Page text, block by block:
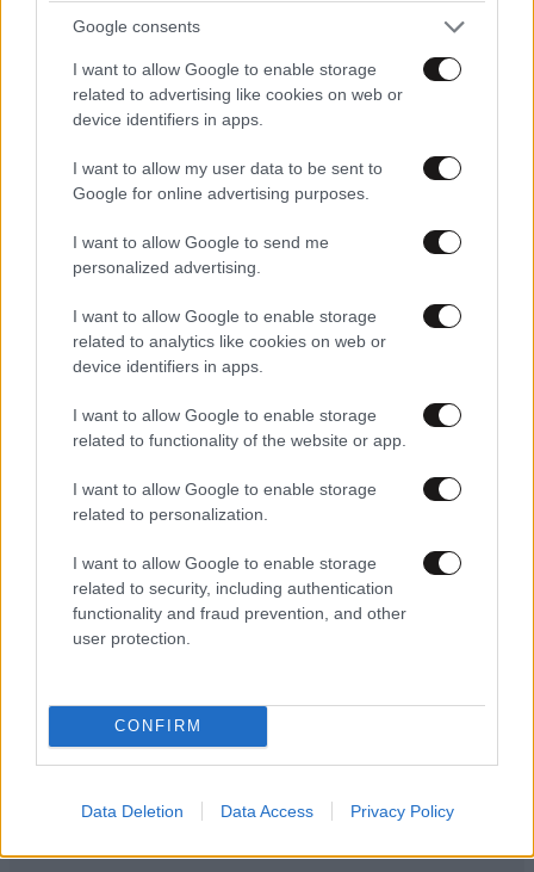
Google consents
I want to allow Google to enable storage
related to advertising like cookies on web or
device identifiers in apps.
I want to allow my user data to be sent to
Google for online advertising purposes.
I want to allow Google to send me
personalized advertising.
I want to allow Google to enable storage
related to analytics like cookies on web or
device identifiers in apps.
I want to allow Google to enable storage
related to functionality of the website or app.
I want to allow Google to enable storage
related to personalization.
I want to allow Google to enable storage
related to security, including authentication
functionality and fraud prevention, and other
user protection.
CONFIRM
Data Deletion Data Access Privacy Policy
Ευρωπαϊκό «πάρτι» με ιστορικά ρεκόρ σε
Παρίσι και Μαδρίτη – Επιφυλακτικότητα στη
και μάθετε πρώτοι όλες τις ειδήσεις
0 ΣΧΌΛΙΑ ΑΝΑΓΝΩΣΤΏΝ